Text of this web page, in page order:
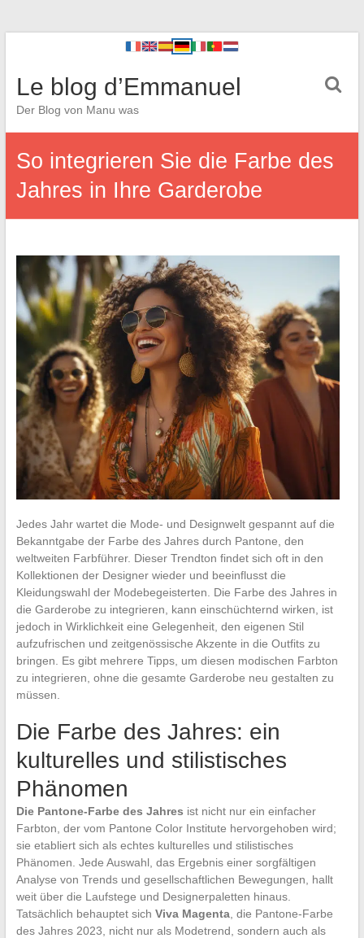
Le blog d’Emmanuel
Der Blog von Manu was
So integrieren Sie die Farbe des
Jahres in Ihre Garderobe
Jedes Jahr wartet die Mode- und Designwelt gespannt auf die
Bekanntgabe der Farbe des Jahres durch Pantone, den
weltweiten Farbführer. Dieser Trendton findet sich oft in den
Kollektionen der Designer wieder und beeinflusst die
Kleidungswahl der Modebegeisterten. Die Farbe des Jahres in
die Garderobe zu integrieren, kann einschüchternd wirken, ist
jedoch in Wirklichkeit eine Gelegenheit, den eigenen Stil
aufzufrischen und zeitgenössische Akzente in die Outfits zu
bringen. Es gibt mehrere Tipps, um diesen modischen Farbton
zu integrieren, ohne die gesamte Garderobe neu gestalten zu
müssen.
Die Farbe des Jahres: ein
kulturelles und stilistisches
Phänomen
Die Pantone-Farbe des Jahres ist nicht nur ein einfacher
Farbton, der vom Pantone Color Institute hervorgehoben wird;
sie etabliert sich als echtes kulturelles und stilistisches
Phänomen. Jede Auswahl, das Ergebnis einer sorgfältigen
Analyse von Trends und gesellschaftlichen Bewegungen, hallt
weit über die Laufstege und Designerpaletten hinaus.
Tatsächlich behauptet sich Viva Magenta, die Pantone-Farbe
des Jahres 2023, nicht nur als Modetrend, sondern auch als